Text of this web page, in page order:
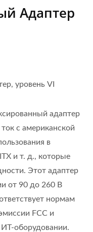
Адаптер
уровень VI
адаптер
с американской
в
и т. д., которые
Этот адаптер
от 90 до 260 В
нормам
FCC и
оборудовании.